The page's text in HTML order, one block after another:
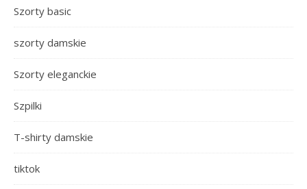
Szorty basic
szorty damskie
Szorty eleganckie
Szpilki
T-shirty damskie
tiktok